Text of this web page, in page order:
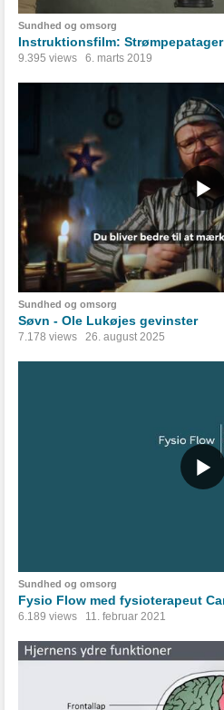
Sundhed og omsorg
Instruktionsfilm:
9.395 views 6. marts 2019
Sundhed og omsorg
Søvn - Ole Lukøjes gevinster
7.178 views 26. august 2025
Sundhed og omsorg
Fysio Flow med fysioterapeut
6.189 views 11. februar 2021